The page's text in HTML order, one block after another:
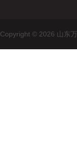
Copyright © 2026 山东